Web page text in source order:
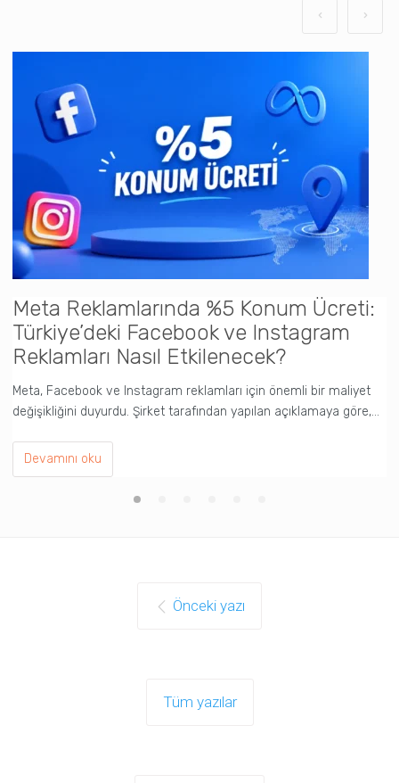
Meta Reklamlarında %5 Konum Ücreti:
Türkiye’deki Facebook ve Instagram
Reklamları Nasıl Etkilenecek?
Meta, Facebook ve Instagram reklamları için önemli bir maliyet
değişikliğini duyurdu. Şirket tarafından yapılan açıklamaya göre,…
Devamını oku
Önceki yazı
Tüm yazılar